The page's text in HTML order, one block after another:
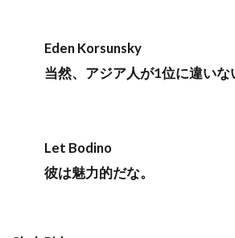
Eden Korsunsky
当然、アジア人が1位に違いな
Let Bodino
彼は魅力的だな。